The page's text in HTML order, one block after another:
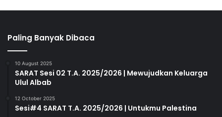
Paling Banyak Dibaca
10 August 2025
SARAT Sesi 02 T.A. 2025/2026 | Mewujudkan Keluarga
Ulul Albab
12 October 2025
Sesi#4 SARAT T.A. 2025/2026 | Untukmu Palestina